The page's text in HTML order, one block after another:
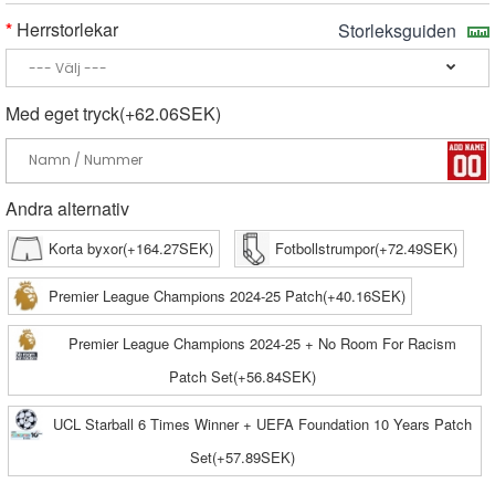
Herrstorlekar
Storleksguiden
Med eget tryck(+62.06SEK)
Andra alternativ
Korta byxor(+164.27SEK) Fotbollstrumpor(+72.49SEK)
Premier League Champions 2024-25 Patch(+40.16SEK)
Premier League Champions 2024-25 + No Room For Racism
Patch Set(+56.84SEK)
UCL Starball 6 Times Winner + UEFA Foundation 10 Years Patch
Set(+57.89SEK)